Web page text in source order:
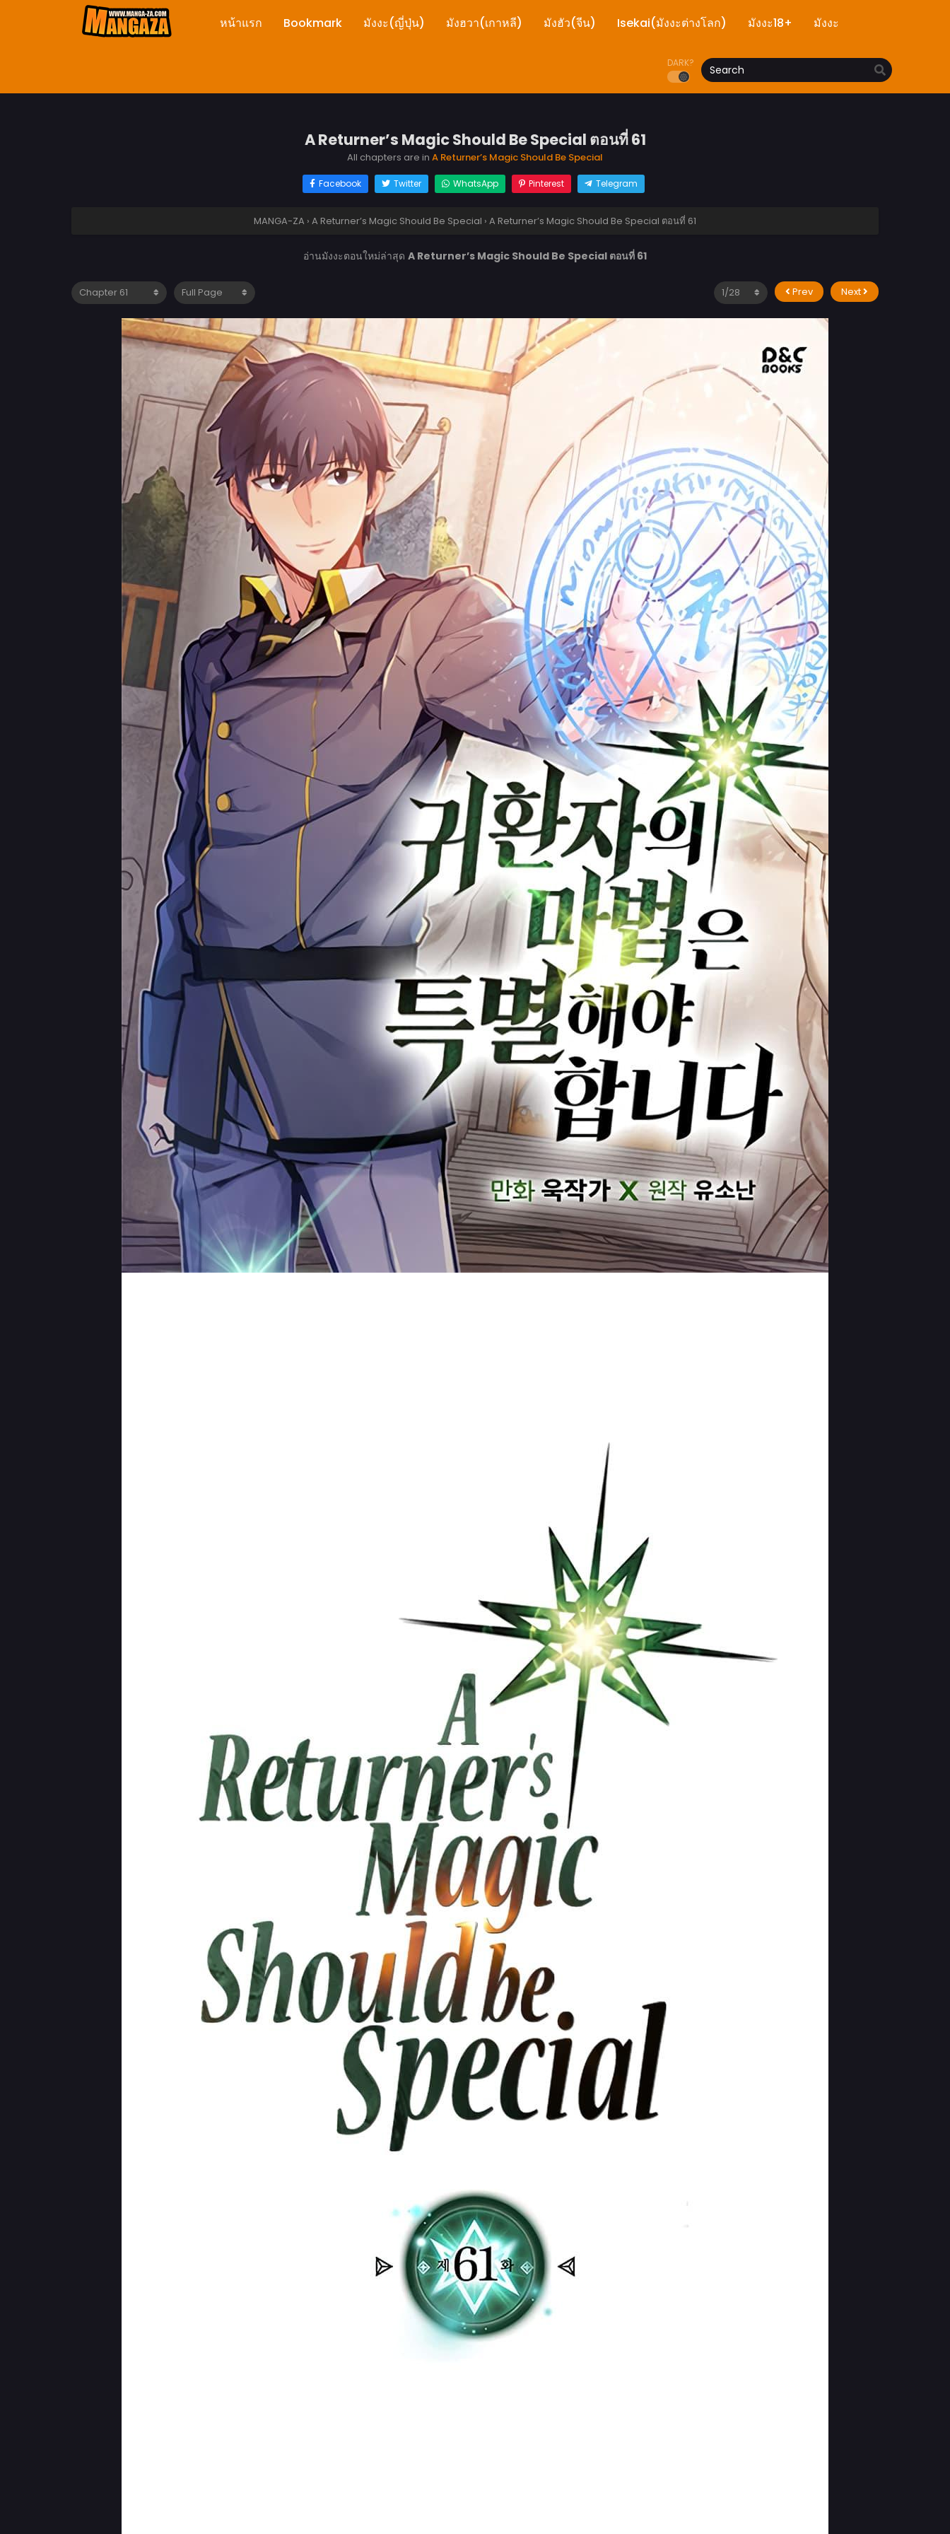
หน้าแรก Bookmark มังงะ(ญี่ปุ่น) มังฮวา(เกาหลี) มังฮัว(จีน) Isekai(มังงะต่างโลก) มังงะ18+ มังงะ
DARK?
A Returner’s Magic Should Be Special ตอนที่ 61
All chapters are in A Returner’s Magic Should Be Special
Facebook Twitter WhatsApp Pinterest Telegram
MANGA-ZA › A Returner’s Magic Should Be Special › A Returner’s Magic Should Be Special ตอนที่ 61
อ่านมังงะตอนใหม่ล่าสุด A Returner’s Magic Should Be Special ตอนที่ 61
Prev Next